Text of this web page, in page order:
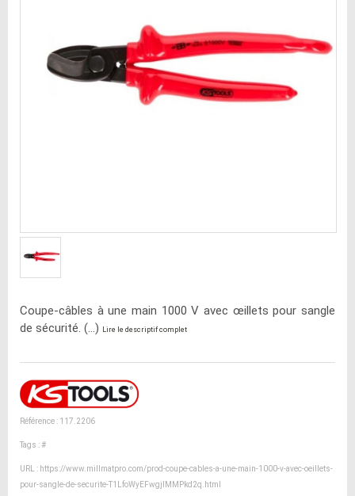
Coupe-câbles à une main 1000 V avec œillets pour sangle
de sécurité. (...)
Lire le descriptif complet
Référence : 117.2206
Tags :#
URL : https://www.millmatpro.com/prod-coupe-cables-a-une-main-1000-v-avec-oeillets-
pour-sangle-de-securite-T1LfoWyEFwgjlMMPkd2q.html